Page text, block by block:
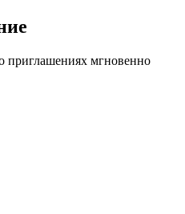
приглашениях мгновенно